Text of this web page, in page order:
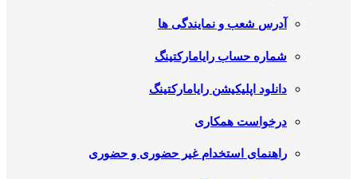
آدرس شعب و نمایندگی ها
شماره حساب رایامارکتینگ
دانلود اپلیکیشن رایامارکتینگ
درخواست همکاری
راهنمای استخدام غیر حضوری و حضوری